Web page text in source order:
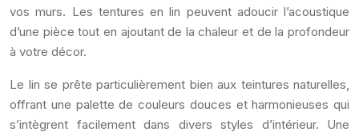
vos murs. Les tentures en lin peuvent adoucir l’acoustique
d’une pièce tout en ajoutant de la chaleur et de la profondeur
à votre décor.
Le lin se prête particulièrement bien aux teintures naturelles,
offrant une palette de couleurs douces et harmonieuses qui
s’intègrent facilement dans divers styles d’intérieur. Une